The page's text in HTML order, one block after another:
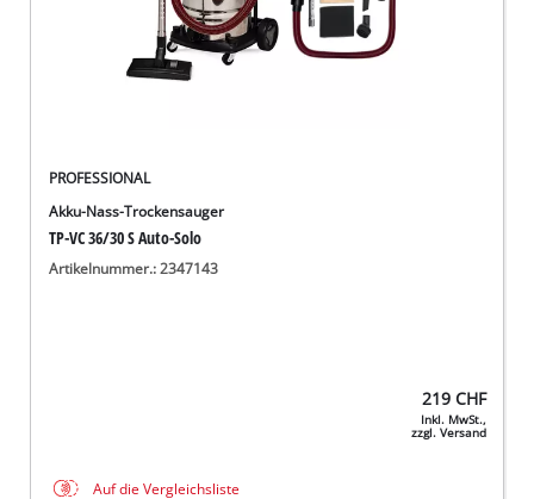
PROFESSIONAL
Akku-Nass-Trockensauger
TP-VC 36/30 S Auto-Solo
Artikelnummer.: 2347143
219 CHF
Inkl. MwSt.,
zzgl. Versand
Auf die Vergleichsliste